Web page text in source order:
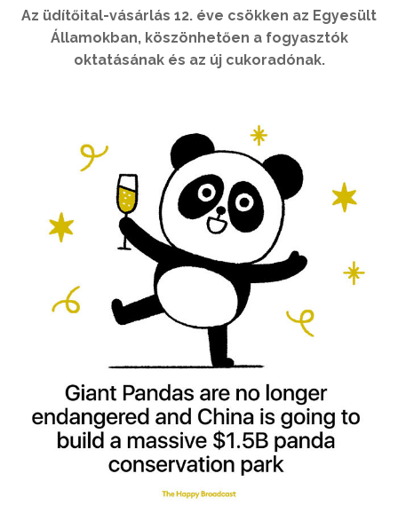
Az üdítőital-vásárlás 12. éve csökken az Egyesült
Államokban, köszönhetően a fogyasztók
oktatásának és az új cukoradónak.